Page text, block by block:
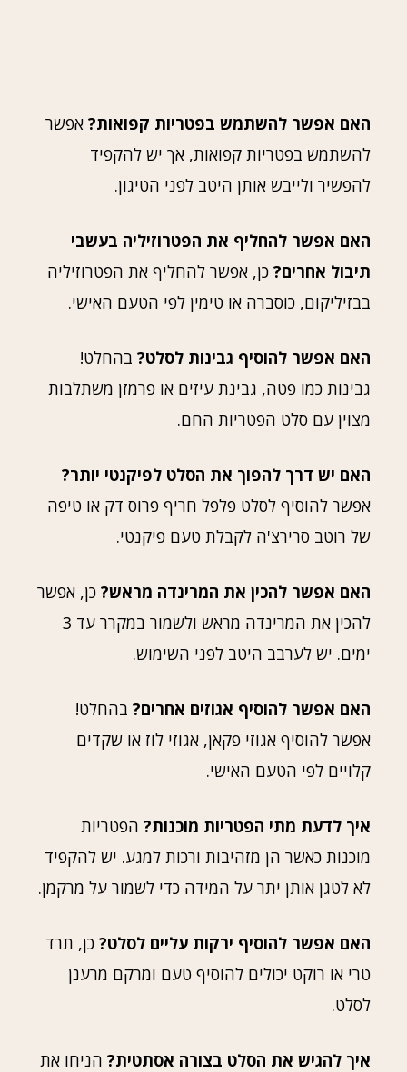
האם אפשר להשתמש בפטריות קפואות? אפשר
להשתמש בפטריות קפואות, אך יש להקפיד
להפשיר ולייבש אותן היטב לפני הטיגון.
האם אפשר להחליף את הפטרוזיליה בעשבי
תיבול אחרים? כן, אפשר להחליף את הפטרוזיליה
בבזיליקום, כוסברה או טימין לפי הטעם האישי.
האם אפשר להוסיף גבינות לסלט? בהחלט!
גבינות כמו פטה, גבינת עיזים או פרמזן משתלבות
מצוין עם סלט הפטריות החם.
האם יש דרך להפוך את הסלט לפיקנטי יותר?
אפשר להוסיף לסלט פלפל חריף פרוס דק או טיפה
של רוטב סרירצ'ה לקבלת טעם פיקנטי.
האם אפשר להכין את המרינדה מראש? כן, אפשר
להכין את המרינדה מראש ולשמור במקרר עד 3
ימים. יש לערבב היטב לפני השימוש.
האם אפשר להוסיף אגוזים אחרים? בהחלט!
אפשר להוסיף אגוזי פקאן, אגוזי לוז או שקדים
קלויים לפי הטעם האישי.
איך לדעת מתי הפטריות מוכנות? הפטריות
מוכנות כאשר הן מזהיבות ורכות למגע. יש להקפיד
לא לטגן אותן יתר על המידה כדי לשמור על מרקמן.
האם אפשר להוסיף ירקות עליים לסלט? כן, תרד
טרי או רוקט יכולים להוסיף טעם ומרקם מרענן
לסלט.
איך להגיש את הסלט בצורה אסתטית? הניחו את